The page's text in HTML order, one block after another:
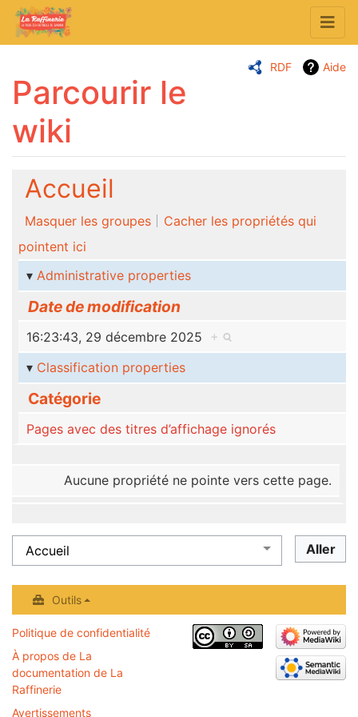
RDF Aide
Parcourir le
wiki
Aller à : navigation
Accueil
Masquer les groupes
Cacher les propriétés qui
pointent ici
Administrative properties
Date de modification
16:23:43, 29 décembre 2025
+
Classification properties
Catégorie
Pages avec des titres d’affichage ignorés
Aucune propriété ne pointe vers cette page.
Outils
Politique de confidentialité
À propos de La
documentation de La
Raffinerie
Avertissements